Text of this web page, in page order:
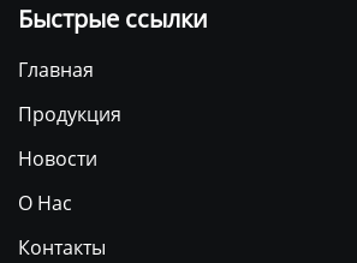
Быстрые ссылки
Главная
Продукция
Новости
О Нас
Контакты